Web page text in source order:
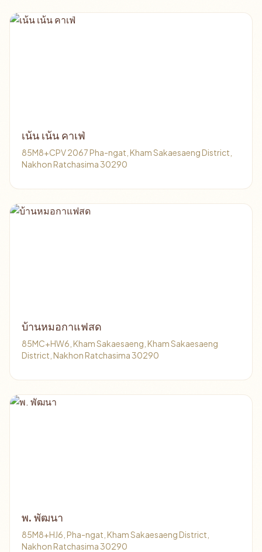
เน้น เน้น คาเฟ่
85M8+CPV 2067 Pha-ngat, Kham Sakaesaeng District,
Nakhon Ratchasima 30290
บ้านหมอกาแฟสด
85MC+HW6, Kham Sakaesaeng, Kham Sakaesaeng
District, Nakhon Ratchasima 30290
พ. พัฒนา
85M8+HJ6, Pha-ngat, Kham Sakaesaeng District,
Nakhon Ratchasima 30290